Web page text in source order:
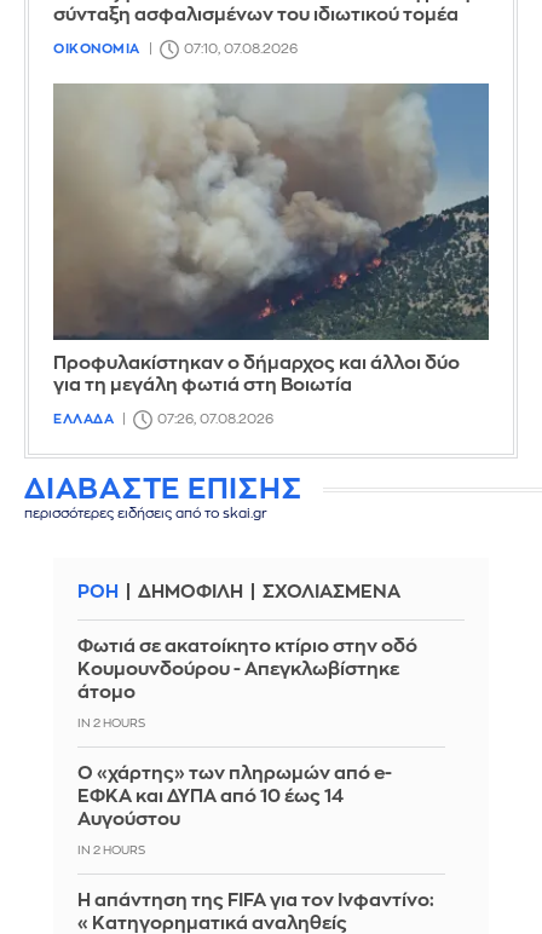
σύνταξη ασφαλισμένων του ιδιωτικού τομέα
ΟΙΚΟΝΟΜΙΑ 07:10, 07.08.2026
Προφυλακίστηκαν ο δήμαρχος και άλλοι δύο
για τη μεγάλη φωτιά στη Βοιωτία
ΕΛΛΑΔΑ 07:26, 07.08.2026
ΔΙΑΒΑΣΤΕ ΕΠΙΣΗΣ
περισσότερες ειδήσεις από το skai.gr
ΡΟΗ ΔΗΜΟΦΙΛΗ ΣΧΟΛΙΑΣΜΕΝΑ
Φωτιά σε ακατοίκητο κτίριο στην οδό
Κουμουνδούρου - Απεγκλωβίστηκε
άτομο
IN 2 HOURS
Ο «χάρτης» των πληρωμών από e-
ΕΦΚΑ και ΔΥΠΑ από 10 έως 14
Αυγούστου
IN 2 HOURS
Η απάντηση της FIFA για τον Ινφαντίνο:
«Κατηγορηματικά αναληθείς